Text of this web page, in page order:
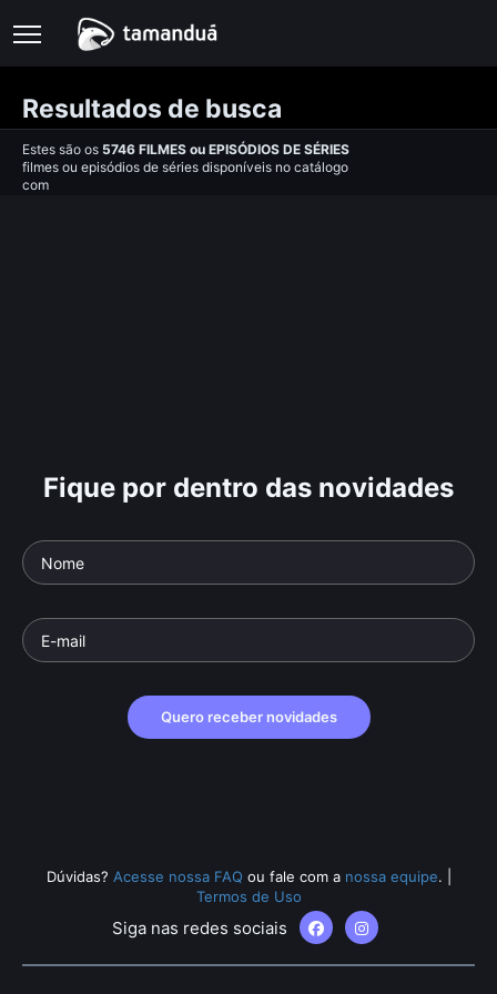
Resultados de busca
Estes são os 5746 FILMES ou EPISÓDIOS DE SÉRIES
filmes ou episódios de séries disponíveis no catálogo
com
Fique por dentro das novidades
Quero receber novidades
Dúvidas? Acesse nossa FAQ ou fale com a nossa equipe.
Termos de Uso
Siga nas redes sociais